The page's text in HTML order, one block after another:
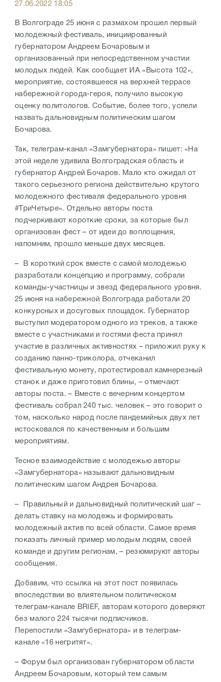
27.06.2022 18:05
В Волгограде 25 июня с размахом прошел первый
молодежный фестиваль, инициированный
губернатором Андреем Бочаровым и
организованный при непосредственном участии
молодых людей. Как сообщает ИА «Высота 102»,
мероприятие, состоявшееся на верхней террасе
набережной города-героя, получило высокую
оценку политологов. Событие, более того, успели
назвать дальновидным политическим шагом
Бочарова.
Так, телеграм-канал «Замгубернатора» пишет: «На
этой неделе удивила Волгоградская область и
губернатор Андрей Бочаров. Мало кто ожидал от
такого серьезного региона действительно крутого
молодежного фестиваля федерального уровня
#ТриЧетыре». Отдельно авторы поста
подчеркивают короткие сроки, за которые был
организован фест – от идеи до воплощения,
напомним, прошло меньше двух месяцев.
– В короткий срок вместе с самой молодежью
разработали концепцию и программу, собрали
команды-участницы и звезд федерального уровня.
25 июня на набережной Волгограда работали 20
конкурсных и досуговых площадок. Губернатор
выступил модератором одного из треков, а также
вместе с участниками и гостями феста принял
участие в различных активностях – приложил руку к
созданию панно-триколора, отчеканил
фестивальную монету, протестировал камнерезный
станок и даже приготовил блины, – отмечают
авторы поста. – Вместе с вечерним концертом
фестиваль собрал 240 тыс. человек – это говорит о
том, насколько народ после пандемийных двух лет
истосковался по качественным и большим
мероприятиям.
Тесное взаимодействие с молодежью авторы
«Замгубернатора» называют дальновидным
политическим шагом Андрея Бочарова.
– Правильный и дальновидный политический шаг –
делать ставку на молодежь и формировать
молодежный актив по всей области. Самое время
показать личный пример молодым людям, своей
команде и другим регионам, – резюмируют авторы
сообщения.
Добавим, что ссылка на этот пост появилась
впоследствии во влиятельном политическом
телеграм-канале BRIEF, авторам которого доверяют
без малого 224 тысячи подписчиков.
Перепостили «Замгубернатора» и в телеграм-
канале«16 негритят».
– Форум был организован губернатором области
Андреем Бочаровым, который тем самым